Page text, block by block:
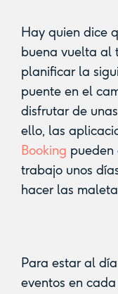
Hay quien dice
buena vuelta al
planificar la
puente en el
disfrutar de
ello, las
Booking
trabajo unos
hacer las
Para estar al
eventos en